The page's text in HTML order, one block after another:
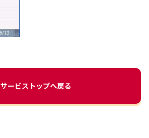
サービストップへ戻る